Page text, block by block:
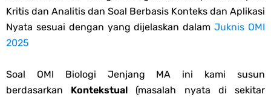
Soal OMI KIMIA Terintegrasi Jenjang MA
Unduh Buku Teks Utama (BTU) Al-Qur'an Hadis Semua Jenjang
Kritis dan Analitis dan Soal Berbasis Konteks dan Aplikasi
Nyata sesuai dengan yang dijelaskan dalam Juknis OMI
2025
Soal OMI Biologi Jenjang MA ini kami susun
berdasarkan Kontekstual (masalah nyata di sekitar